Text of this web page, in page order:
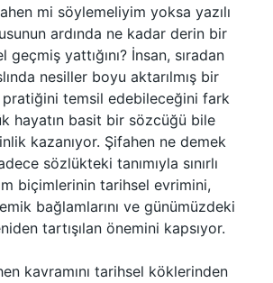
mi söylemeliyim yoksa yazılı
ardında ne kadar derin bir
yattığını? İnsan, sıradan
nesiller boyu aktarılmış bir
temsil edebileceğini fark
hayatın basit bir sözcüğü bile
kazanıyor. Şifahen ne demek
sözlükteki tanımıyla sınırlı
biçimlerinin tarihsel evrimini,
bağlamlarını ve günümüzdeki
tartışılan önemini kapsıyor.
kavramını tarihsel köklerinden